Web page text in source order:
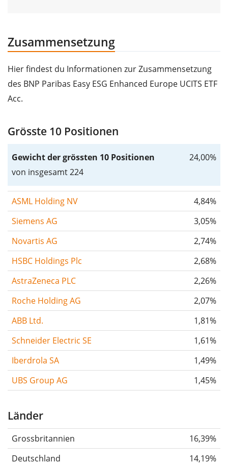
Zusammensetzung
Hier findest du Informationen zur Zusammensetzung
des BNP Paribas Easy ESG Enhanced Europe UCITS ETF
Acc.
Grösste 10 Positionen
Gewicht der grössten 10 Positionen
von insgesamt 224
24,00%
ASML Holding NV
4,84%
Siemens AG
3,05%
Novartis AG
2,74%
HSBC Holdings Plc
2,68%
AstraZeneca PLC
2,26%
Roche Holding AG
2,07%
ABB Ltd.
1,81%
Schneider Electric SE
1,61%
Iberdrola SA
1,49%
UBS Group AG
1,45%
Länder
Grossbritannien
16,39%
Deutschland
14,19%